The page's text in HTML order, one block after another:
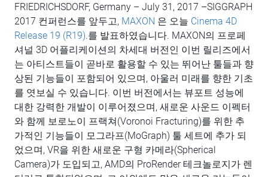
FRIEDRICHSDORF, Germany – July 31, 2017 –SIGGRAPH
2017 컨퍼런스를 앞두고, MAXON 은 오늘 Cinema 4D
Release 19 (R19).를 발표하였습니다. MAXON의 프로페
셔널 3D 어플리케이션의 차세대 버전인 이번 릴리즈에서
는 아티스트들이 곧바로 활용할 수 있는 뛰어난 툴들과 향
상된 기능들이 포함되어 있으며, 아울러 미래를 향한 기초
를 엿보실 수 있습니다. 이번 버전에서는 뷰포트 성능에
대한 강력한 개발이 이루어졌으며, 새로운 사운드 이펙터
와 함께 보로노이 프랙쳐(Voronoi Fracturing)를 위한 추
가적인 기능들이 모그라프(MoGraph) 툴 세트에 추가 되
었으며, VR을 위한 새로운 구형 카메라(Spherical
Camera)가 도입되고, AMD의 ProRender 테크놀로지가 렌